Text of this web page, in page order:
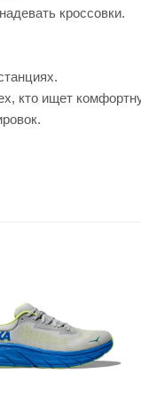
кроссовки.
кто ищет